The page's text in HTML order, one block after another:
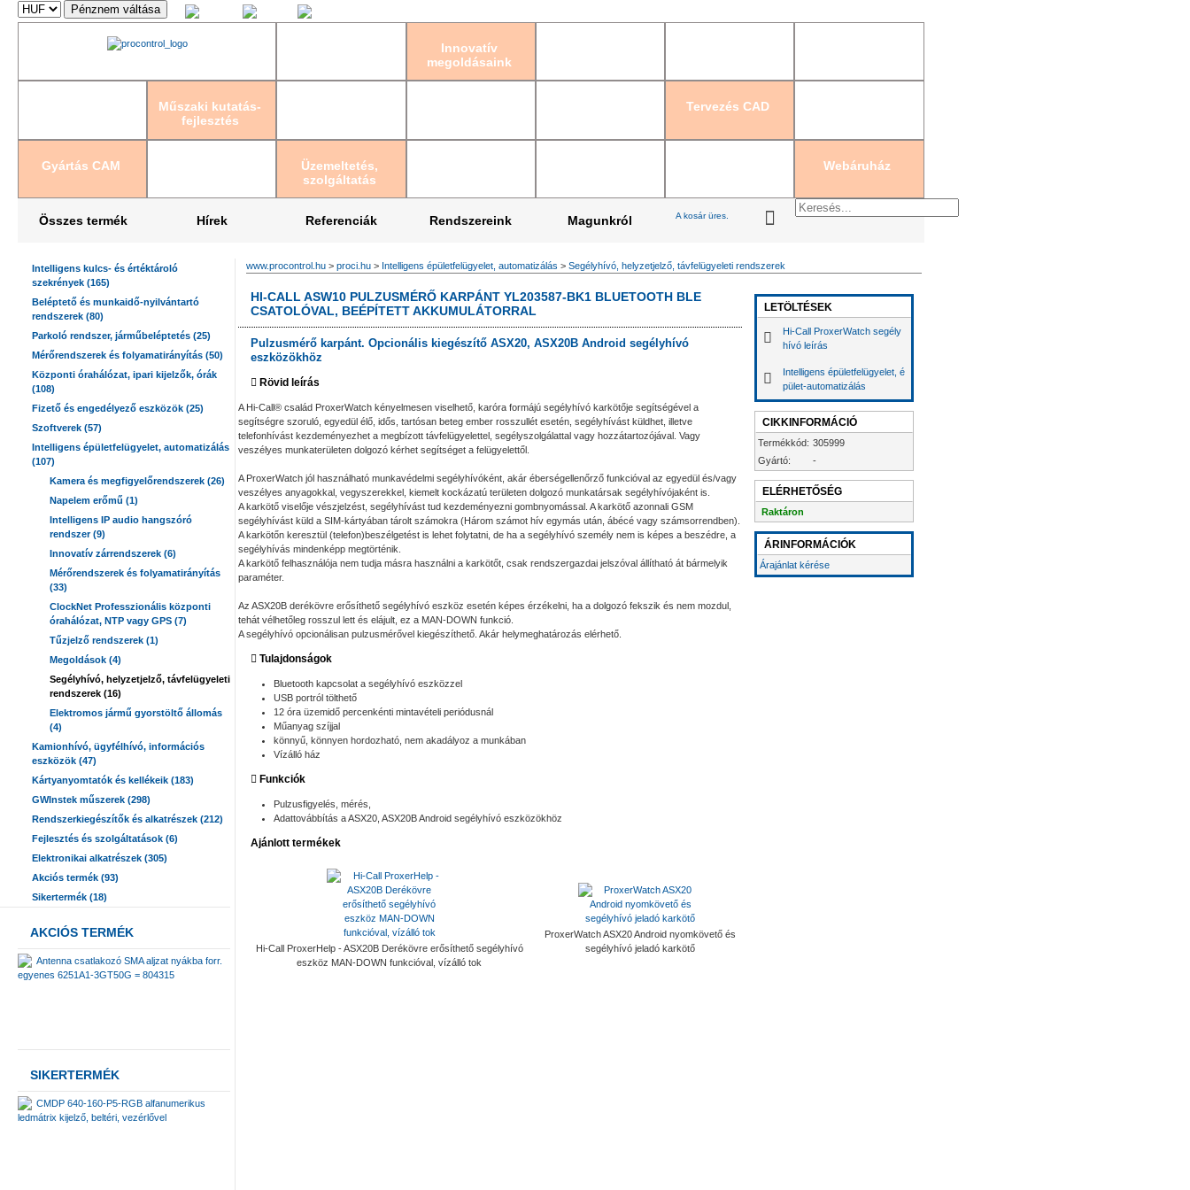
Innovatív
megoldásaink
Műszaki kutatás-
fejlesztés
Tervezés CAD
Gyártás CAM
Üzemeltetés,
szolgáltatás
Webáruház
Összes termék Hírek Referenciák Rendszereink Magunkról A kosár üres.
Intelligens kulcs- és értéktároló
szekrények (165)
Beléptető és munkaidő-nyilvántartó
rendszerek (80)
Parkoló rendszer, járműbeléptetés (25)
Mérőrendszerek és folyamatirányítás (50)
Központi órahálózat, ipari kijelzők, órák
(108)
Fizető és engedélyező eszközök (25)
Szoftverek (57)
Intelligens épületfelügyelet, automatizálás
(107)
Kamera és megfigyelőrendszerek (26)
Napelem erőmű (1)
Intelligens IP audio hangszóró
rendszer (9)
Innovatív zárrendszerek (6)
Mérőrendszerek és folyamatirányítás
(33)
ClockNet Professzionális központi
órahálózat, NTP vagy GPS (7)
Tűzjelző rendszerek (1)
Megoldások (4)
Segélyhívó, helyzetjelző, távfelügyeleti
rendszerek (16)
Elektromos jármű gyorstöltő állomás
(4)
Kamionhívó, ügyfélhívó, információs
eszközök (47)
Kártyanyomtatók és kellékeik (183)
GWInstek műszerek (298)
Rendszerkiegészítők és alkatrészek (212)
Fejlesztés és szolgáltatások (6)
Elektronikai alkatrészek (305)
Akciós termék (93)
Sikertermék (18)
AKCIÓS TERMÉK
Antenna csatlakozó SMA aljzat nyákba forr.
egyenes 6251A1-3GT50G = 804315
SIKERTERMÉK
CMDP 640-160-P5-RGB alfanumerikus
ledmátrix kijelző, beltéri, vezérlővel
www.procontrol.hu > proci.hu > Intelligens épületfelügyelet, automatizálás > Segélyhívó, helyzetjelző, távfelügyeleti rendszerek
HI-CALL ASW10 PULZUSMÉRŐ KARPÁNT YL203587-BK1 BLUETOOTH BLE
CSATOLÓVAL, BEÉPÍTETT AKKUMULÁTORRAL
Pulzusmérő karpánt. Opcionális kiegészítő ASX20, ASX20B Android segélyhívó
eszközökhöz
Rövid leírás
A Hi-Call® család ProxerWatch kényelmesen viselhető, karóra formájú segélyhívó karkötője segítségével a
segítségre szoruló, egyedül élő, idős, tartósan beteg ember rosszullét esetén, segélyhívást küldhet, illetve
telefonhívást kezdeményezhet a megbízott távfelügyelettel, segélyszolgálattal vagy hozzátartozójával. Vagy
veszélyes munkaterületen dolgozó kérhet segítséget a felügyelettől.
A ProxerWatch jól használható munkavédelmi segélyhívóként, akár éberségellenőrző funkcióval az egyedül és/vagy
veszélyes anyagokkal, vegyszerekkel, kiemelt kockázatú területen dolgozó munkatársak segélyhívójaként is.
A karkötő viselője vészjelzést, segélyhívást tud kezdeményezni gombnyomással. A karkötő azonnali GSM
segélyhívást küld a SIM-kártyában tárolt számokra (Három számot hív egymás után, ábécé vagy számsorrendben).
A karkötőn keresztül (telefon)beszélgetést is lehet folytatni, de ha a segélyhívó személy nem is képes a beszédre, a
segélyhívás mindenképp megtörténik.
A karkötő felhasználója nem tudja másra használni a karkötőt, csak rendszergazdai jelszóval állítható át bármelyik
paraméter.
Az ASX20B derékövre erősíthető segélyhívó eszköz esetén képes érzékelni, ha a dolgozó fekszik és nem mozdul,
tehát vélhetőleg rosszul lett és elájult, ez a MAN-DOWN funkció.
A segélyhívó opcionálisan pulzusmérővel kiegészíthető. Akár helymeghatározás elérhető.
Tulajdonságok
Bluetooth kapcsolat a segélyhívó eszközzel
USB portról tölthető
12 óra üzemidő percenkénti mintavételi periódusnál
Műanyag szíjjal
könnyű, könnyen hordozható, nem akadályoz a munkában
Vízálló ház
Funkciók
Pulzusfigyelés, mérés,
Adattovábbítás a ASX20, ASX20B Android segélyhívó eszközökhöz
Ajánlott termékek
Hi-Call ProxerHelp - ASX20B Derékövre erősíthető segélyhívó
eszköz MAN-DOWN funkcióval, vízálló tok
ProxerWatch ASX20 Android nyomkövető és
segélyhívó jeladó karkötő
LETÖLTÉSEK
Hi-Call ProxerWatch segély
hívó leírás
Intelligens épületfelügyelet, é
pület-automatizálás
CIKKINFORMÁCIÓ
Termékkód: 305999
Gyártó:
-
ELÉRHETŐSÉG
Raktáron
ÁRINFORMÁCIÓK
Árajánlat kérése